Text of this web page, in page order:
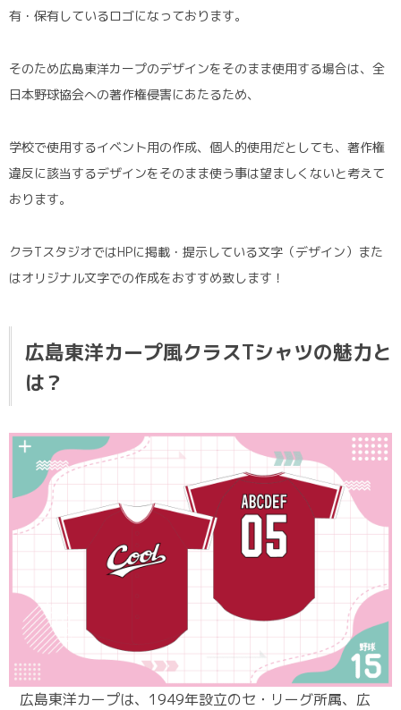
有・保有しているロゴになっております。
そのため広島東洋カープのデザインをそのまま使用する場合は、全
日本野球協会への著作権侵害にあたるため、
学校で使用するイベント用の作成、個人的使用だとしても、著作権
違反に該当するデザインをそのまま使う事は望ましくないと考えて
おります。
クラTスタジオではHPに掲載・提示している文字（デザイン）また
はオリジナル文字での作成をおすすめ致します！
広島東洋カープ風クラスTシャツの魅力と
は？
広島東洋カープは、1949年設立のセ・リーグ所属、広